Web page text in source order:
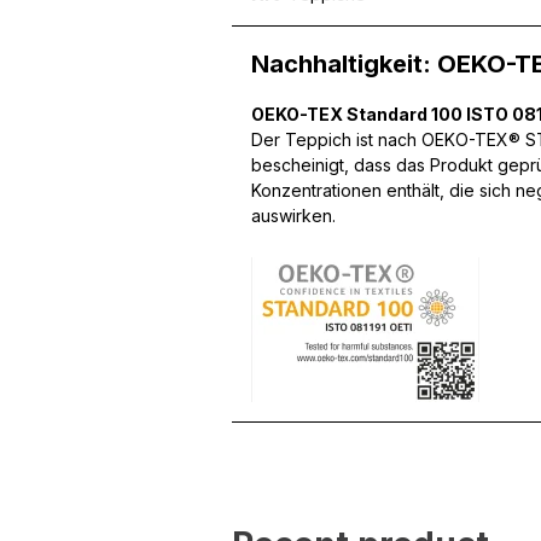
Nachhaltigkeit: OEKO-
OEKO-TEX Standard 100 ISTO
Der Teppich ist nach OEKO-TEX®
bescheinigt, dass das Produkt
Konzentrationen enthält, die sich
auswirken.
können und um unseren
Website an unsere
mit weiteren Daten
Dienste gesammelt haben.
Notwendig
Notwendige Cookies sind
Beispiel das Bereitstellen
speichern keine
Präferenzen